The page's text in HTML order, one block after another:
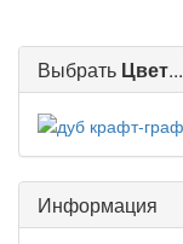
Выбрать Цвет...
Информация